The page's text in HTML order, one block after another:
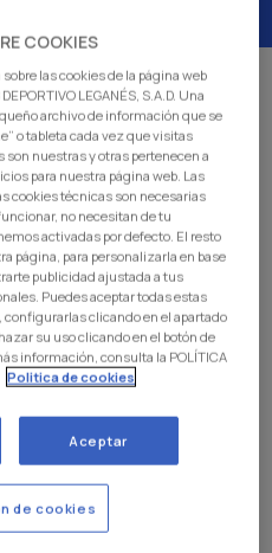
la venta este lunes 9 de
partido que disputará el
el Córdoba C.F. en el
Nuevo Arcángel,
sexta jornada de
500 entradas remitidas por
adquirirse por socios
cada una. Las entradas
9 y el martes 10 de 9:00 a
al Socio.
localidad presentando su
serán nominales, por lo
datos que el abono.
COOKIES
las cookies de la página web
LEGANÉS, S.A.D. Una
archivo de información que se
o tableta cada vez que visitas
nuestras y otras pertenecen a
para nuestra página web. Las
cookies técnicas son necesarias
no necesitan de tu
activadas por defecto. El resto
página, para personalizarla en base
publicidad ajustada a tus
Puedes aceptar todas estas
configurarlas clicando en el apartado
su uso clicando en el botón de
información, consulta la POLÍTICA
Politica de cookies
Aceptar
de cookies